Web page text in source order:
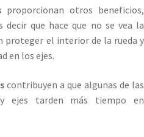
proporcionan otros beneficios,
que hace que no se vea la
proteger el interior de la rueda y
en los ejes.
contribuyen a que algunas de las
ejes tarden más tiempo en